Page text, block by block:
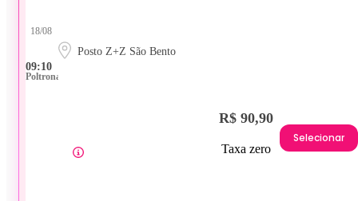
09:10
18/08
Posto Z+Z São Bento
Poltrona
R$ 90,90
Taxa zero
Selecionar